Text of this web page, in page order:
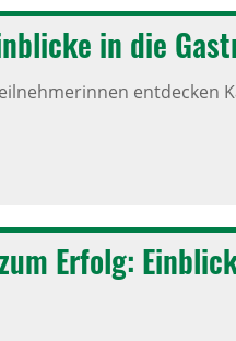
in die
entdecken
Erfolg: